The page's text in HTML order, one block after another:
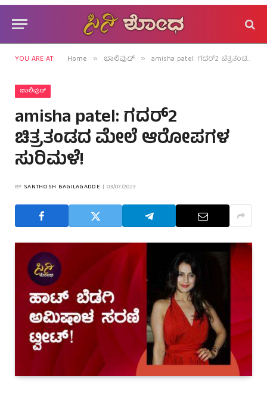
YOU ARE AT: Home » ಬಾಲಿವುಡ್ » amisha patel: ಗದರ್2 ಚಿತ್ರತಂಡದ ಮೇಲೆ ಆರೋಪಗಳ ಸುರಿಮಳೆ!
ಬಾಲಿವುಡ್
amisha patel: ಗದರ್2
ಚಿತ್ರತಂಡದ ಮೇಲೆ ಆರೋಪಗಳ
ಸುರಿಮಳೆ!
BY SANTHOSH BAGILAGADDE 03/07/2023